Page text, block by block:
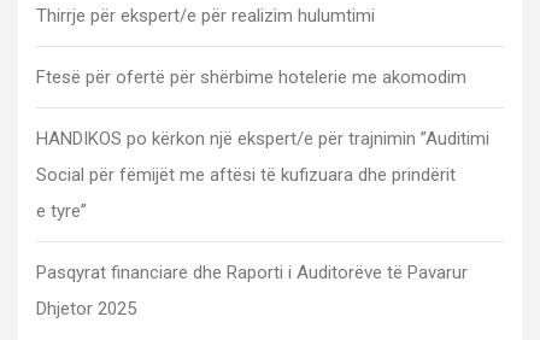
Thirrje për ekspert/e për realizim hulumtimi
Ftesë për ofertë për shërbime hotelerie me akomodim
HANDIKOS po kërkon një ekspert/e për trajnimin ”Auditimi
Social për fëmijët me aftësi të kufizuara dhe prindërit
e tyre”
Pasqyrat financiare dhe Raporti i Auditorëve të Pavarur
Dhjetor 2025